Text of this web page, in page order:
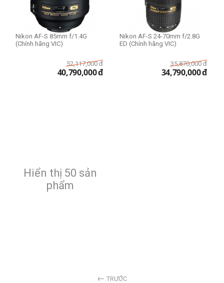
Nikon AF-S 85mm f/1.4G
(Chính hãng VIC)
52,117,000 đ
40,790,000đ
Nikon AF-S 24-70mm f/2.8G
ED (Chính hãng VIC)
35,870,000 đ
34,790,000đ
Hiển thị 50 sản
phẩm
TRƯỚC